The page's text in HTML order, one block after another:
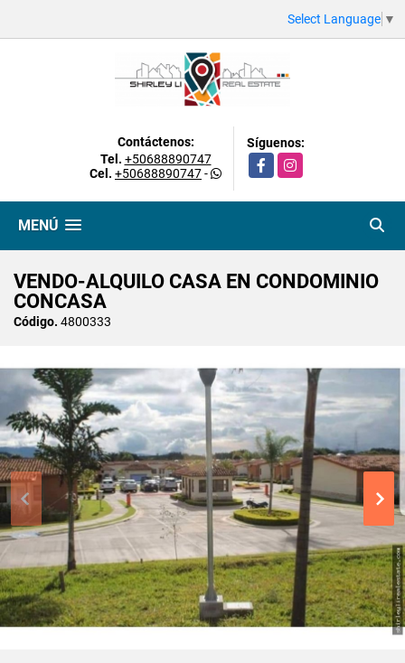
Select Language ▼
Contáctenos:
Tel. +50688890747
Cel. +50688890747-
Síguenos:
FacebookInstagram
MENÚ
VENDO-ALQUILO CASA EN CONDOMINIO
CONCASA
Código. 4800333